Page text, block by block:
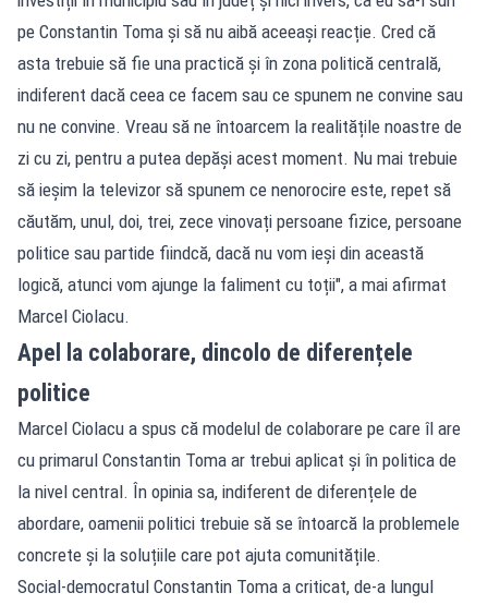
pe Constantin Toma și să nu aibă aceeași reacție. Cred că
asta trebuie să fie una practică și în zona politică centrală,
indiferent dacă ceea ce facem sau ce spunem ne convine sau
nu ne convine. Vreau să ne întoarcem la realitățile noastre de
zi cu zi, pentru a putea depăși acest moment. Nu mai trebuie
să ieșim la televizor să spunem ce nenorocire este, repet să
căutăm, unul, doi, trei, zece vinovați persoane fizice, persoane
politice sau partide fiindcă, dacă nu vom ieși din această
logică, atunci vom ajunge la faliment cu toții", a mai afirmat
Marcel Ciolacu.
Apel la colaborare, dincolo de diferențele
politice
Marcel Ciolacu a spus că modelul de colaborare pe care îl are
cu primarul Constantin Toma ar trebui aplicat și în politica de
la nivel central. În opinia sa, indiferent de diferențele de
abordare, oamenii politici trebuie să se întoarcă la problemele
concrete și la soluțiile care pot ajuta comunitățile.
Social-democratul Constantin Toma a criticat, de-a lungul